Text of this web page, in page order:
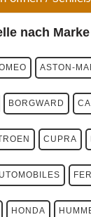
nach Marke
ASTON-
BORGWARD
CUPRA
HONDA